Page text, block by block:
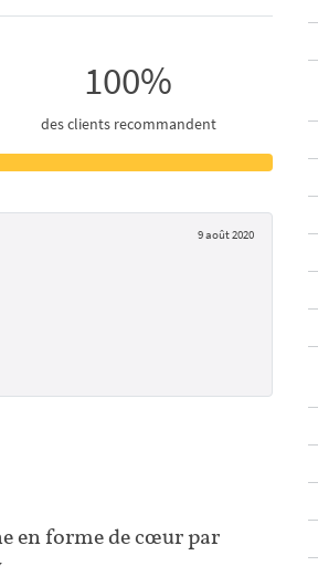
100%
des clients recommandent
9 août 2020
en forme de cœur par